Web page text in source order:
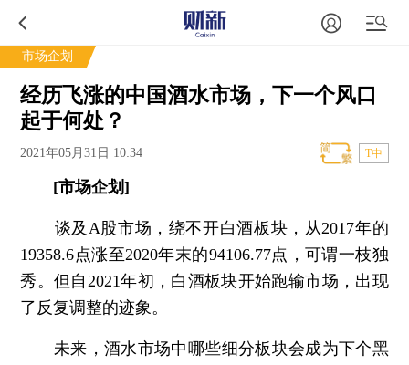
市场企划
经历飞涨的中国酒水市场，下一个风口
起于何处？
2021年05月31日 10:34 T中
[市场企划]
谈及A股市场，绕不开白酒板块，从2017年的
19358.6点涨至2020年末的94106.77点，可谓一枝独
秀。但自2021年初，白酒板块开始跑输市场，出现
了反复调整的迹象。
未来，酒水市场中哪些细分板块会成为下个黑